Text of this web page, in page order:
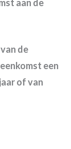
aan de
de
een
of van